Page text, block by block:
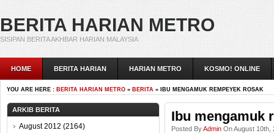
BERITA HARIAN METRO
SISIPAN BERITA AKHBAR HARIAN MALAYSIA
HOME BERITA HARIAN HARIAN METRO KOSMO! ONLINE
YOU ARE HERE : BERITA HARIAN METRO » BERITA » IBU MENGAMUK REMPEYEK ROSAK
ARKIB BERITA
August 2012 (2164)
Ibu mengamuk
Posted ByAdmin On August 10th,